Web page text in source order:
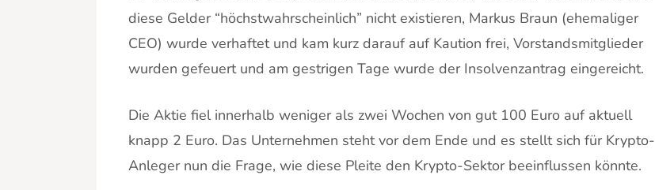
diese Gelder “höchstwahrscheinlich” nicht existieren, Markus Braun (ehemaliger
CEO) wurde verhaftet und kam kurz darauf auf Kaution frei, Vorstandsmitglieder
wurden gefeuert und am gestrigen Tage wurde der Insolvenzantrag eingereicht.
Die Aktie fiel innerhalb weniger als zwei Wochen von gut 100 Euro auf aktuell
knapp 2 Euro. Das Unternehmen steht vor dem Ende und es stellt sich für Krypto-
Anleger nun die Frage, wie diese Pleite den Krypto-Sektor beeinflussen könnte.